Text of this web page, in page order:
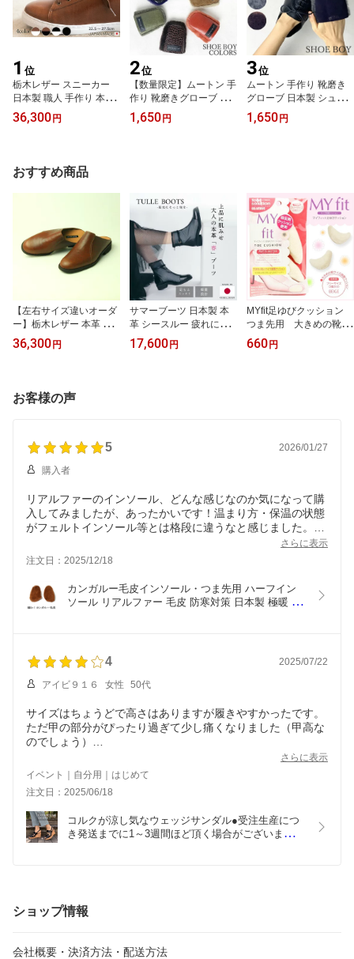
1 位
栃木レザー スニーカー
日本製 職人 手作り 本革
ビジネススニーカー カジ
ュアル ドレスアップ ハ
れいめ 革靴 紳士靴 メン
ズ レディース ユニセッ
クス 高級感 上品 ミニマ
36,300円
2位
【数量限定】ムートン 手
作り 靴磨きグローブ 日
本製 シューボーイ シュ
ーケア リアルムートン
1,650円
3位
ムートン 手作り 靴磨き
グローブ 日本製 シュー
ボーイ シューケア リア
ルムートン グローブクロ
1,650円
おすすめ商品
【左右サイズ違いオーダ
ー】栃木レザー 本革 メ
ンズサボ 日本製 ビジネ
ス サンダル 蒸れない 快
オフィスサンダル スリッ
パ 革靴 紳士靴 足ムレ防
となし デスクワーク 職
36,300円
サマーブーツ 日本製 本
革 シースルー 疲れにく
い 歩きやすい 美脚 3E 3.
5cmヒール チュールブー
17,600円
MYfit足ゆびクッション
つま先用 大きめの靴の
サイズ調整パッド ベー
ジュ パッド サイズ調整
660円
お客様の声
5 2026/01/27
購入者
リアルファーのインソール、どんな感じなのか気になって購
入してみましたが、あったかいです！温まり方・保温の状態
がフェルトインソール等とは格段に違うなと感じました。買
さらに表示
注文日：2025/12/18
カンガルー毛皮インソール・つま先用 ハーフイン
ソール リアルファー 毛皮 防寒対策 日本製 極暖 暖
4 2025/07/22
アイビ９１６ 女性 50代
サイズはちょうどで高さはありますが履きやすかったです。
ただ甲の部分がぴったり過ぎて少し痛くなりました（甲高な
のでしょう）
さらに表示
イベント｜自分用｜はじめて
注文日：2025/06/18
コルクが涼し気なウェッジサンダル●受注生産につ
き発送までに1～3週間ほど頂く場合がございます。
ショップ情報
会社概要・決済方法・配送方法